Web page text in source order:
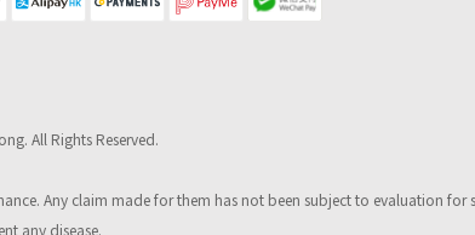
All Rights Reserved.
Any claim made for them has not been subject to evaluation
any disease.